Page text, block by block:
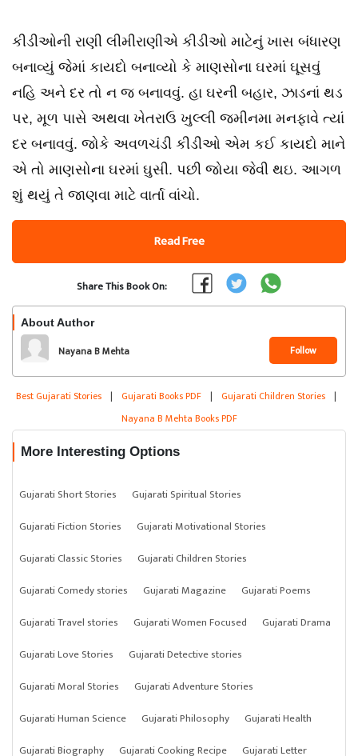
કીડીઓની રાણી લીમીરાણીએ કીડીઓ માટેનું ખાસ બંધારણ
બનાવ્યું જેમાં કાયદો બનાવ્યો કે માણસોના ઘરમાં ઘૂસવું
નહિ અને દર તો ન જ બનાવવું. હા ઘરની બહાર, ઝાડનાં થડ
પર, મૂળ પાસે અથવા ખેતરાઉ ખુલ્લી જમીનમા મનફાવે ત્યાં
દર બનાવવું. જોકે અવળચંડી કીડીઓ એમ કઈ કાયદો માને
એ તો માણસોના ઘરમાં ઘુસી. પછી જોયા જેવી થઇ. આગળ
શું થયું તે જાણવા માટે વાર્તા વાંચો.
Read Free
Share This Book On:
About Author
Nayana B Mehta Follow
Best Gujarati Stories | Gujarati Books PDF | Gujarati Children Stories |
Nayana B Mehta Books PDF
More Interesting Options
Gujarati Short Stories
Gujarati Spiritual Stories
Gujarati Fiction Stories
Gujarati Motivational Stories
Gujarati Classic Stories
Gujarati Children Stories
Gujarati Comedy stories
Gujarati Magazine
Gujarati Poems
Gujarati Travel stories
Gujarati Women Focused
Gujarati Drama
Gujarati Love Stories
Gujarati Detective stories
Gujarati Moral Stories
Gujarati Adventure Stories
Gujarati Human Science
Gujarati Philosophy
Gujarati Health
Gujarati Biography
Gujarati Cooking Recipe Gujarati Letter